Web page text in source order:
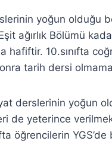
yoğun olduğu
ağırlık Bölümü
10.sınıfta
tarih dersi
derslerinin yoğun
de yeterince
öğrencilerin YGS’de